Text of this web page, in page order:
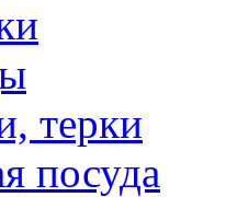
терки
посуда